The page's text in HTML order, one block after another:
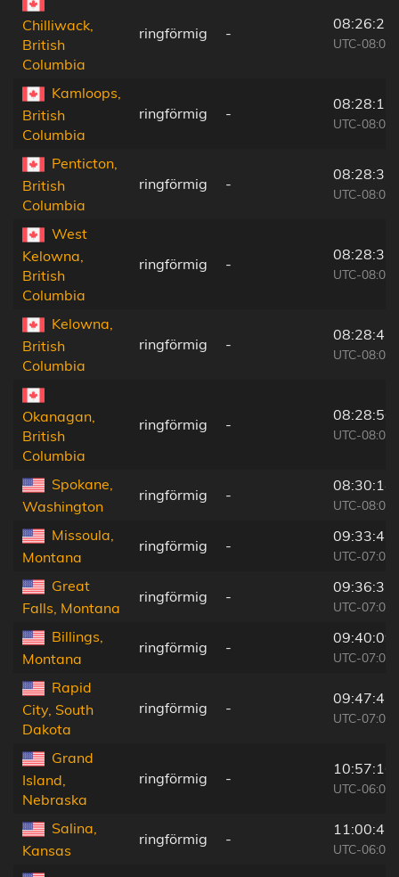
Chilliwack,
British
Columbia
ringförmig -
08:26:27
UTC-08:00
Kamloops,
British
Columbia
ringförmig -
08:28:13
UTC-08:00
Penticton,
British
Columbia
ringförmig -
08:28:31
UTC-08:00
West
Kelowna,
British
Columbia
ringförmig -
08:28:37
UTC-08:00
Kelowna,
British
Columbia
ringförmig -
08:28:42
UTC-08:00
Okanagan,
British
Columbia
ringförmig -
08:28:56
UTC-08:00
Spokane,
Washington
ringförmig -
08:30:14
UTC-08:00
Missoula,
Montana
ringförmig -
09:33:43
UTC-07:00
Great
Falls, Montana
ringförmig -
09:36:33
UTC-07:00
Billings,
Montana
ringförmig -
09:40:09
UTC-07:00
Rapid
City, South
Dakota
ringförmig -
09:47:41
UTC-07:00
Grand
Island,
Nebraska
ringförmig -
10:57:16
UTC-06:00
Salina,
Kansas
ringförmig -
11:00:42
UTC-06:00